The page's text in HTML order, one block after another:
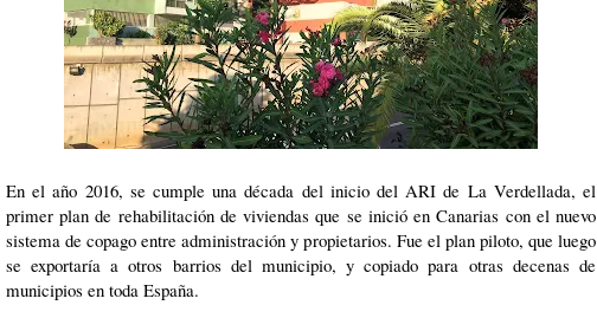
En el año 2016, se cumple una década del inicio del ARI de La Verdellada, el
primer plan de rehabilitación de viviendas que se inició en Canarias con el nuevo
sistema de copago entre administración y propietarios. Fue el plan piloto, que luego
se exportaría a otros barrios del municipio, y copiado para otras decenas de
municipios en toda España.